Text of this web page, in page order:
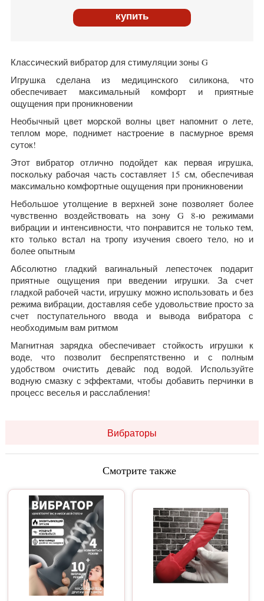
купить
Классический вибратор для стимуляции зоны G
Игрушка сделана из медицинского силикона, что
обеспечивает максимальный комфорт и приятные
ощущения при проникновении
Необычный цвет морской волны цвет напомнит о лете,
теплом море, поднимет настроение в пасмурное время
суток!
Этот вибратор отлично подойдет как первая игрушка,
поскольку рабочая часть составляет 15 см, обеспечивая
максимально комфортные ощущения при проникновении
Небольшое утолщение в верхней зоне позволяет более
чувственно воздействовать на зону G 8-ю режимами
вибрации и интенсивности, что понравится не только тем,
кто только встал на тропу изучения своего тело, но и
более опытным
Абсолютно гладкий вагинальный лепесточек подарит
приятные ощущения при введении игрушки. За счет
гладкой рабочей части, игрушку можно использовать и без
режима вибрации, доставляя себе удовольствие просто за
счет поступательного ввода и вывода вибратора с
необходимым вам ритмом
Магнитная зарядка обеспечивает стойкость игрушки к
воде, что позволит беспрепятственно и с полным
удобством очистить девайс под водой. Используйте
водную смазку с эффектами, чтобы добавить перчинки в
процесс веселья и расслабления!
Вибраторы
Смотрите также